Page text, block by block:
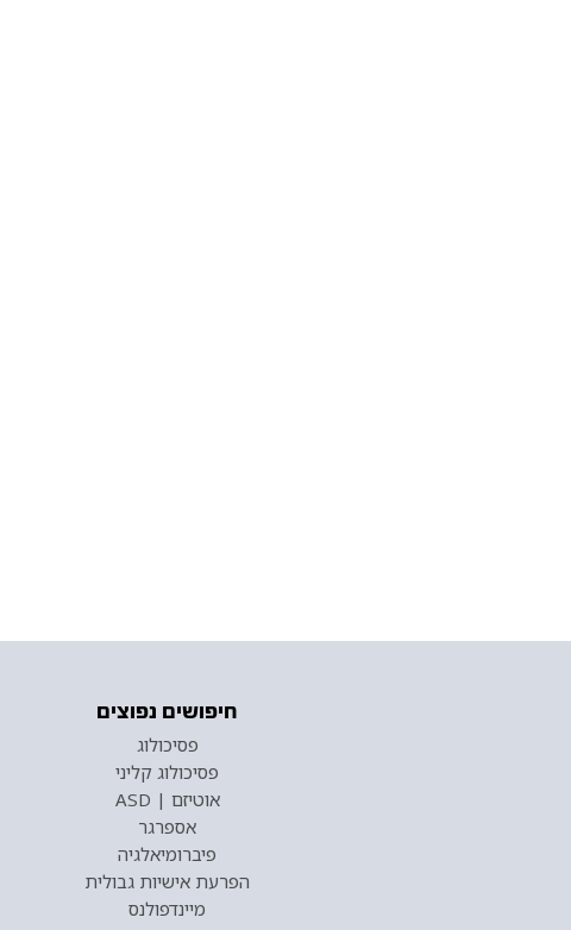
חיפושים נפוצים
פסיכולוג
פסיכולוג קליני
אוטיזם | ASD
אספרגר
פיברומיאלגיה
הפרעת אישיות גבולית
מיינדפולנס